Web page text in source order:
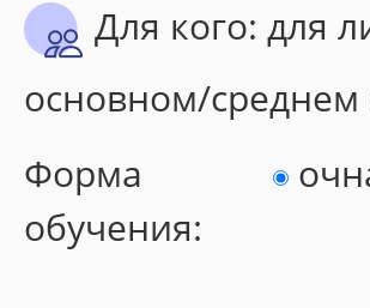
Документы
Нормативные документы
Лицензия и свидетельство
Для кого: для
основном/
Форма
обучения: